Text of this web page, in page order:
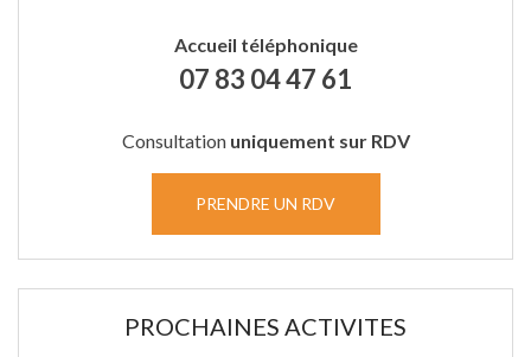
Accueil téléphonique
07 83 04 47 61
Consultation uniquement sur RDV
PRENDRE UN RDV
PROCHAINES ACTIVITES